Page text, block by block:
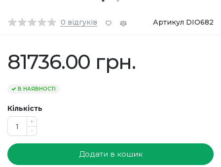
0 відгуків Артикул DIO682
81736.00 грн.
В НАЯВНОСТІ
Кількість
+
-
Додати в кошик